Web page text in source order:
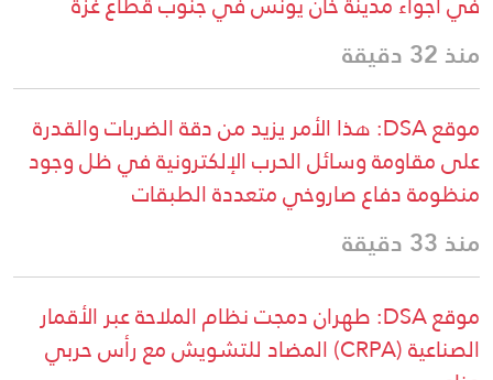
منذ 32 دقيقة
موقع DSA: هذا الأمر يزيد من دقة الضربات والقدرة
على مقاومة وسائل الحرب الإلكترونية في ظل وجود
منظومة دفاع صاروخي متعددة الطبقات
منذ 33 دقيقة
موقع DSA: طهران دمجت نظام الملاحة عبر الأقمار
الصناعية (CRPA) المضاد للتشويش مع رأس حربي